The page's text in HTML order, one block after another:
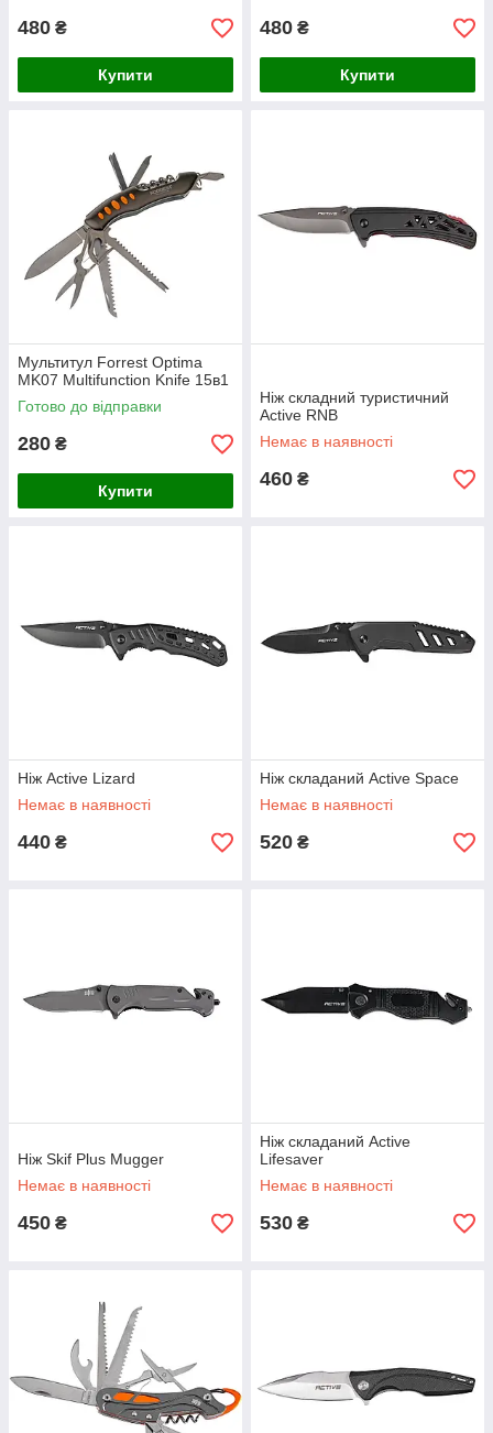
480 ₴
Купити
480 ₴
Купити
Мультитул Forrest Optima
MK07 Multifunction Knife 15в1
Готово до відправки
280 ₴
Купити
Ніж складний туристичний
Active RNB
Немає в наявності
460 ₴
Ніж Active Lizard
Немає в наявності
440 ₴
Ніж складаний Active Space
Немає в наявності
520 ₴
Ніж Skif Plus Mugger
Немає в наявності
450 ₴
Ніж складаний Active
Lifesaver
Немає в наявності
530 ₴